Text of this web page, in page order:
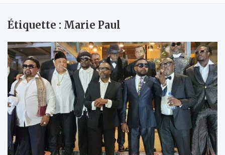
Étiquette : Marie Paul